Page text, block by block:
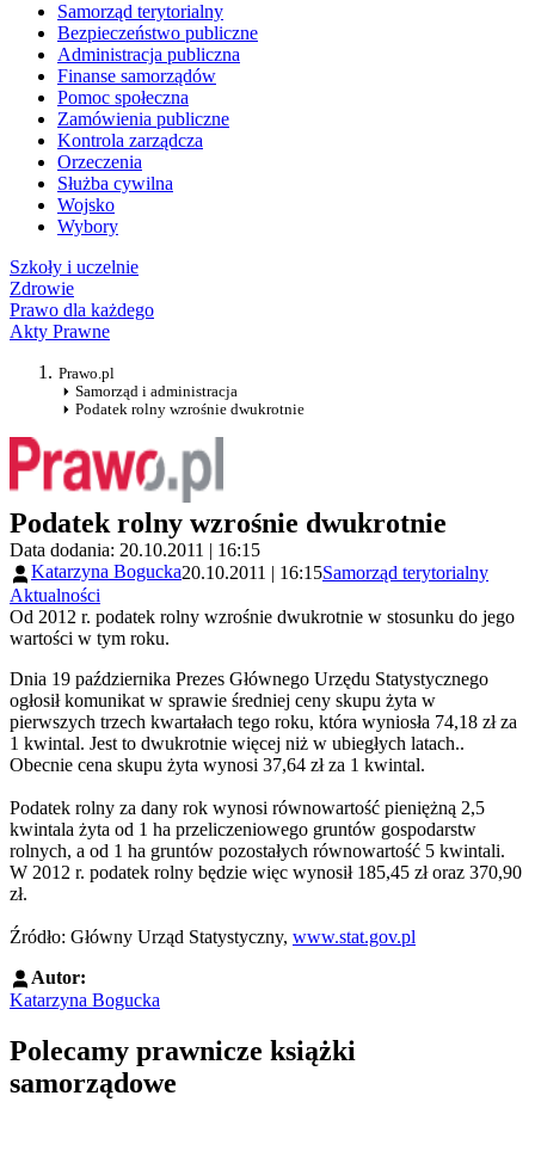
Samorząd terytorialny
Bezpieczeństwo publiczne
Administracja publiczna
Finanse samorządów
Pomoc społeczna
Zamówienia publiczne
Kontrola zarządcza
Orzeczenia
Służba cywilna
Wojsko
Wybory
Szkoły i uczelnie
Zdrowie
Prawo dla każdego
Akty Prawne
Prawo.pl
Samorząd i administracja
Podatek rolny wzrośnie dwukrotnie
Podatek rolny wzrośnie dwukrotnie
Data dodania: 20.10.2011 | 16:15
Katarzyna Bogucka20.10.2011 | 16:15Samorząd terytorialny
Aktualności
Od 2012 r. podatek rolny wzrośnie dwukrotnie w stosunku do jego
wartości w tym roku.
Dnia 19 października Prezes Głównego Urzędu Statystycznego
ogłosił komunikat w sprawie średniej ceny skupu żyta w
pierwszych trzech kwartałach tego roku, która wyniosła 74,18 zł za
1 kwintal. Jest to dwukrotnie więcej niż w ubiegłych latach..
Obecnie cena skupu żyta wynosi 37,64 zł za 1 kwintal.
Podatek rolny za dany rok wynosi równowartość pieniężną 2,5
kwintala żyta od 1 ha przeliczeniowego gruntów gospodarstw
rolnych, a od 1 ha gruntów pozostałych równowartość 5 kwintali.
W 2012 r. podatek rolny będzie więc wynosił 185,45 zł oraz 370,90
zł.
Źródło: Główny Urząd Statystyczny, www.stat.gov.pl
Autor:
Katarzyna Bogucka
Polecamy prawnicze książki
samorządowe